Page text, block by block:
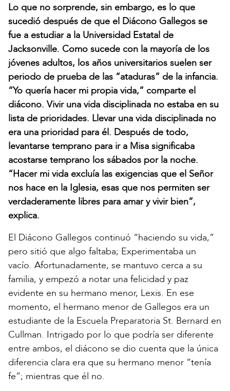
Lo que no sorprende, sin embargo, es lo que
sucedió después de que el Diácono Gallegos se
fue a estudiar a la Universidad Estatal de
Jacksonville. Como sucede con la mayoría de los
jóvenes adultos, los años universitarios suelen ser
periodo de prueba de las “ataduras” de la infancia.
“Yo quería hacer mi propia vida,” comparte el
diácono. Vivir una vida disciplinada no estaba en su
lista de prioridades. Llevar una vida disciplinada no
era una prioridad para él. Después de todo,
levantarse temprano para ir a Misa significaba
acostarse temprano los sábados por la noche.
“Hacer mi vida excluía las exigencias que el Señor
nos hace en la Iglesia, esas que nos permiten ser
verdaderamente libres para amar y vivir bien”,
explica.
El Diácono Gallegos continuó “haciendo su vida,”
pero sitió que algo faltaba; Experimentaba un
vacío. Afortunadamente, se mantuvo cerca a su
familia, y empezó a notar una felicidad y paz
evidente en su hermano menor, Lexis. En ese
momento, el hermano menor de Gallegos era un
estudiante de la Escuela Preparatoria St. Bernard en
Cullman. Intrigado por lo que podría ser diferente
entre ambos, el diácono se dio cuenta que la única
diferencia clara era que su hermano menor “tenía
fe”; mientras que él no.